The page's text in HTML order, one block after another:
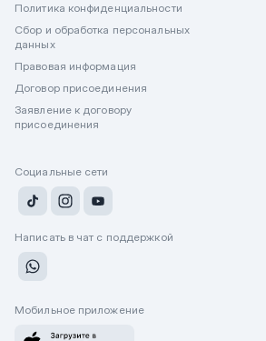
Политика конфиденциальности
Сбор и обработка персональных
данных
Правовая информация
Договор присоединения
Заявление к договору
присоединения
Социальные сети
Написать в чат с поддержкой
Мобильное приложение